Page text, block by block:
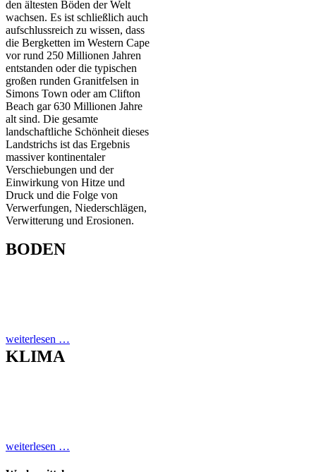
den ältesten Böden der Welt
wachsen. Es ist schließlich auch
aufschlussreich zu wissen, dass
die Bergketten im Western Cape
vor rund 250 Millionen Jahren
entstanden oder die typischen
großen runden Granitfelsen in
Simons Town oder am Clifton
Beach gar 630 Millionen Jahre
alt sind. Die gesamte
landschaftliche Schönheit dieses
Landstrichs ist das Ergebnis
massiver kontinentaler
Verschiebungen und der
Einwirkung von Hitze und
Druck und die Folge von
Verwerfungen, Niederschlägen,
Verwitterung und Erosionen.
BODEN
weiterlesen …
KLIMA
weiterlesen …